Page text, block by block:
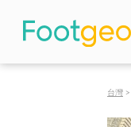
台灣 >